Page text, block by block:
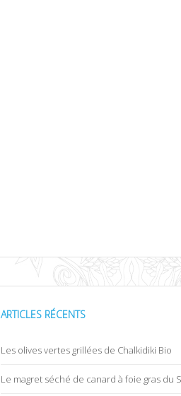
ARTICLES RÉCENTS
Les olives vertes grillées de Chalkidiki Bio
Le magret séché de canard à foie gras du